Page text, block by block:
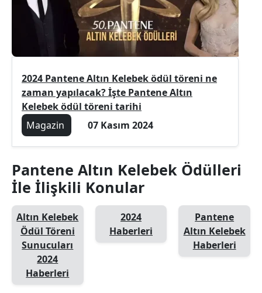
2024 Pantene Altın Kelebek ödül töreni ne
zaman yapılacak? İşte Pantene Altın
Kelebek ödül töreni tarihi
Magazin
07 Kasım 2024
Pantene Altın Kelebek Ödülleri
İle İlişkili Konular
Altın Kelebek
Ödül Töreni
Sunucuları
2024
Haberleri
2024
Haberleri
Pantene
Altın Kelebek
Haberleri